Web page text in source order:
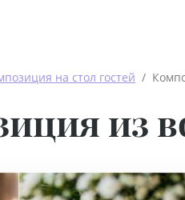
на стол гостей
/
из